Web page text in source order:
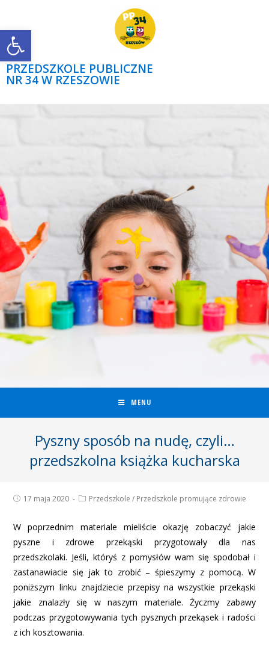
Open toolbar
PRZEDSZKOLE PUBLICZNE
NR 34 W RZESZOWIE
MENU
Pyszny sposób na nudę, czyli…
przedszkolna książka kucharska
17 maja 2020 Przedszkole / Przedszkole promujące zdrowie
W poprzednim materiale mieliście okazję zobaczyć jakie
pyszne i zdrowe przekąski przygotowały dla nas
przedszkolaki. Jeśli, któryś z pomysłów wam się spodobał i
zastanawiacie się jak to zrobić – śpieszymy z pomocą. W
poniższym linku znajdziecie przepisy na wszystkie przekąski
jakie znalazły się w naszym materiale. Życzmy zabawy
podczas przygotowywania tych pysznych przekąsek i radości
z ich kosztowania.